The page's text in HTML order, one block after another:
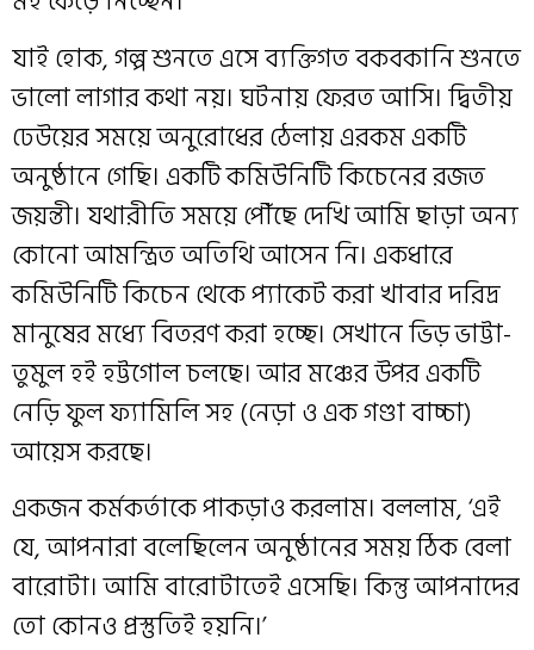
যাই হোক, গল্প শুনতে এসে ব্যক্তিগত বকবকানি শুনতে
ভালো লাগার কথা নয়। ঘটনায় ফেরত আসি। দ্বিতীয়
ঢেউয়ের সময়ে অনুরোধের ঠেলায় এরকম একটি
অনুষ্ঠানে গেছি। একটি কমিউনিটি কিচেনের রজত
জয়ন্তী। যথারীতি সময়ে পৌঁছে দেখি আমি ছাড়া অন্য
কোনো আমন্ত্রিত অতিথি আসেন নি। একধারে
কমিউনিটি কিচেন থেকে প্যাকেট করা খাবার দরিদ্র
মানুষের মধ্যে বিতরণ করা হচ্ছে। সেখানে ভিড় ভাট্টা-
তুমুল হই হট্টগোল চলছে। আর মঞ্চের উপর একটি
নেড়ি ফুল ফ্যামিলি সহ (নেড়া ও এক গণ্ডা বাচ্চা)
আয়েস করছে।
একজন কর্মকর্তাকে পাকড়াও করলাম। বললাম, ‘এই
যে, আপনারা বলেছিলেন অনুষ্ঠানের সময় ঠিক বেলা
বারোটা। আমি বারোটাতেই এসেছি। কিন্তু আপনাদের
তো কোনও প্রস্তুতিই হয়নি।’